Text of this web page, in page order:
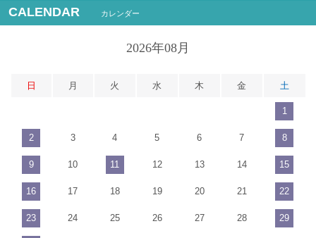
CALENDAR カレンダー
2026年08月
日 月 火 水 木 金 土
1
2 3 4 5 6 7 8
9 10 11 12 13 14 15
16 17 18 19 20 21 22
23 24 25 26 27 28 29